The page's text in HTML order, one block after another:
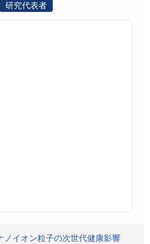
研究代表者
ノイオン粒子の次世代健康影響